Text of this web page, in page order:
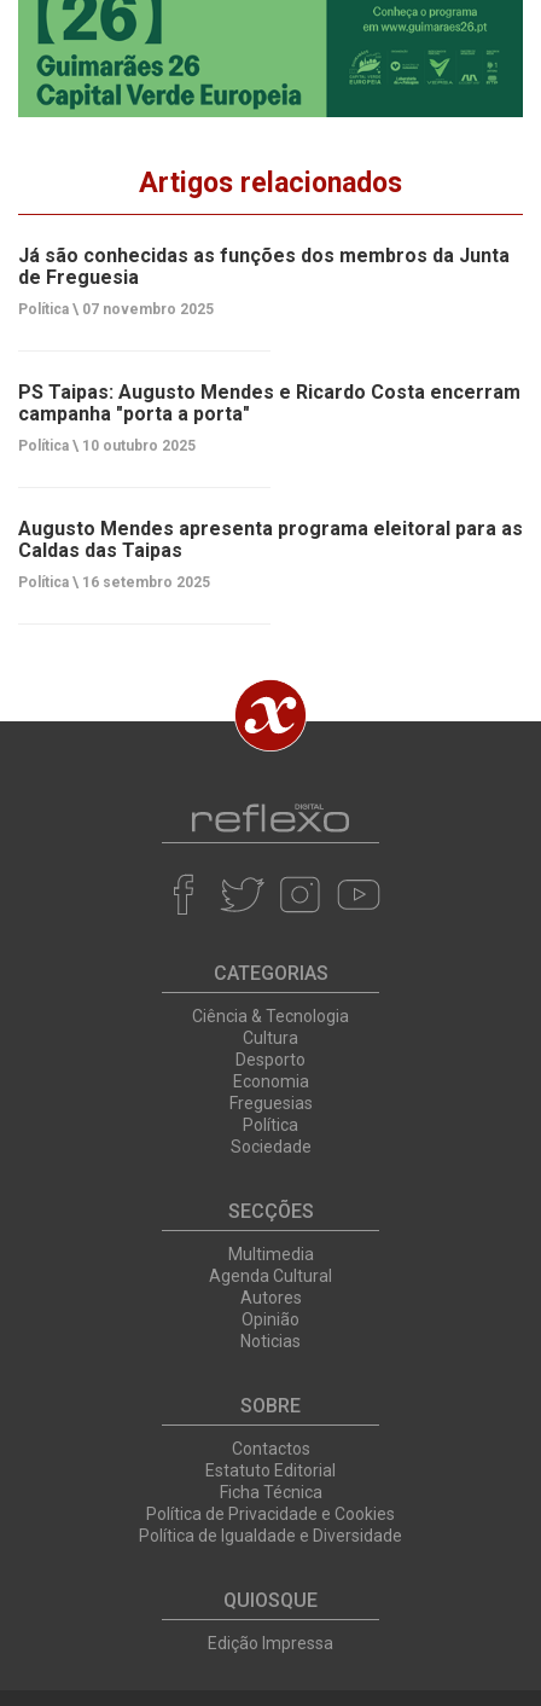
Artigos relacionados
Já são conhecidas as funções dos membros da Junta
de Freguesia
Política \ 07 novembro 2025
PS Taipas: Augusto Mendes e Ricardo Costa encerram
campanha "porta a porta"
Política \ 10 outubro 2025
Augusto Mendes apresenta programa eleitoral para as
Caldas das Taipas
Política \ 16 setembro 2025
CATEGORIAS
Ciência & Tecnologia
Cultura
Desporto
Economia
Freguesias
Política
Sociedade
SECÇÕES
Multimedia
Agenda Cultural
Autores
Opinião
Noticias
SOBRE
Contactos
Estatuto Editorial
Ficha Técnica
Política de Privacidade e Cookies
Política de Igualdade e Diversidade
QUIOSQUE
Edição Impressa